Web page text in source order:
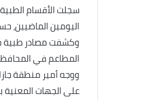
اليومين الماضيين،
وكشفت مصادر طبية في المستشفى أن 40 شخصا تأكد تشخيص
المطاعمفي
ووجه أمير منطقة
على الجهات المعنية